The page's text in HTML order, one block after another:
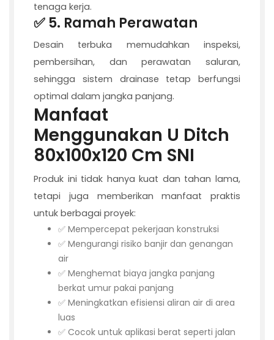
tenaga kerja.
✅ 5. Ramah Perawatan
Desain terbuka memudahkan inspeksi,
pembersihan, dan perawatan saluran,
sehingga sistem drainase tetap berfungsi
optimal dalam jangka panjang.
Manfaat
Menggunakan U Ditch
80x100x120 Cm SNI
Produk ini tidak hanya kuat dan tahan lama,
tetapi juga memberikan manfaat praktis
untuk berbagai proyek:
✅ Mempercepat pekerjaan konstruksi
✅ Mengurangi risiko banjir dan genangan
air
✅ Menghemat biaya jangka panjang
berkat umur pakai panjang
✅ Meningkatkan efisiensi aliran air di area
luas
✅ Cocok untuk aplikasi berat seperti jalan